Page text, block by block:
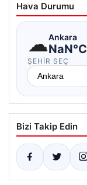
Hava Durumu
☁Ankara
NaN°C
ŞEHIR SEÇ
Bizi Takip Edin